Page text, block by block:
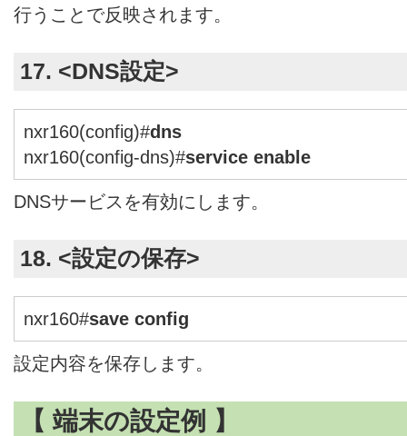
行うことで反映されます。
17. <DNS設定>
nxr160(config)#dns
nxr160(config-dns)#service enable
DNSサービスを有効にします。
18. <設定の保存>
nxr160#save config
設定内容を保存します。
【 端末の設定例 】